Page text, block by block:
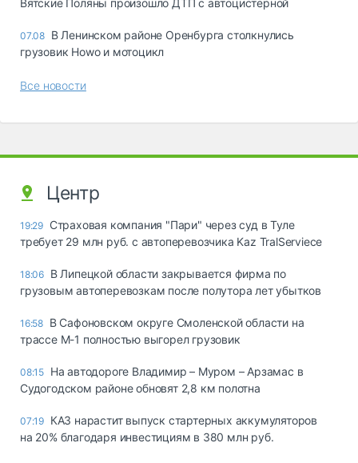
Вятские Поляны произошло ДТП с автоцистерной
07.08 В Ленинском районе Оренбурга столкнулись
грузовик Howo и мотоцикл
Все новости
Центр
19:29 Страховая компания "Пари" через суд в Туле
требует 29 млн руб. с автоперевозчика Kaz TralServiece
18:06 В Липецкой области закрывается фирма по
грузовым автоперевозкам после полутора лет убытков
16:58 В Сафоновском округе Смоленской области на
трассе М-1 полностью выгорел грузовик
08:15 На автодороге Владимир – Муром – Арзамас в
Судогодском районе обновят 2,8 км полотна
07:19 КАЗ нарастит выпуск стартерных аккумуляторов
на 20% благодаря инвестициям в 380 млн руб.